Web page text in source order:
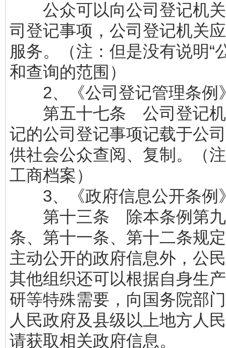
公众可以向公司登记机关
司登记事项，公司登记机关
服务。（注：但是没有说明“
和查询的范围）
2、《公司登记管理条
第五十七条 公司登记机
记的公司登记事项记载于公
供社会公众查阅、复制。（
工商档案）
3、《政府信息公开条
第十三条 除本条例第九
条、第十一条、第十二条规
主动公开的政府信息外，公
其他组织还可以根据自身生
研等特殊需要，向国务院部
人民政府及县级以上地方人
请获取相关政府信息。